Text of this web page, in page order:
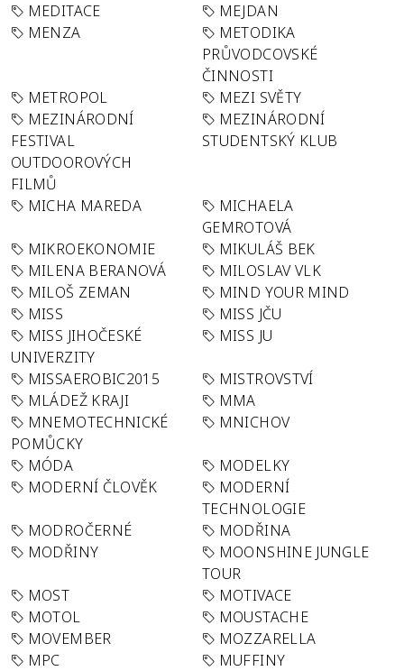
MEDITACE
MEJDAN
MENZA
METODIKA
PRŮVODCOVSKÉ
ČINNOSTI
METROPOL
MEZI SVĚTY
MEZINÁRODNÍ
FESTIVAL
OUTDOOROVÝCH
FILMŮ
MEZINÁRODNÍ
STUDENTSKÝ KLUB
MICHA MAREDA
MICHAELA
GEMROTOVÁ
MIKROEKONOMIE
MIKULÁŠ BEK
MILENA BERANOVÁ
MILOSLAV VLK
MILOŠ ZEMAN
MIND YOUR MIND
MISS
MISS JČU
MISS JIHOČESKÉ
UNIVERZITY
MISS JU
MISSAEROBIC2015
MISTROVSTVÍ
MLÁDEŽ KRAJI
MMA
MNEMOTECHNICKÉ
POMŮCKY
MNICHOV
MÓDA
MODELKY
MODERNÍ ČLOVĚK
MODERNÍ
TECHNOLOGIE
MODROČERNÉ
MODŘINA
MODŘINY
MOONSHINE JUNGLE
TOUR
MOST
MOTIVACE
MOTOL
MOUSTACHE
MOVEMBER
MOZZARELLA
MPC
MUFFINY